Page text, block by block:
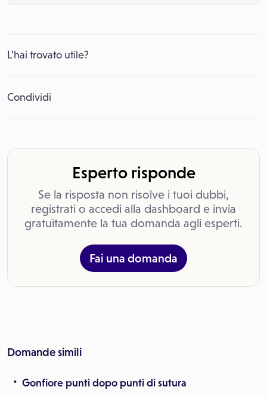
L’hai trovato utile?
Condividi
Esperto risponde
Se la risposta non risolve i tuoi dubbi,
registrati o accedi alla dashboard e invia
gratuitamente la tua domanda agli esperti.
Fai una domanda
Domande simili
Gonfiore punti dopo punti di sutura